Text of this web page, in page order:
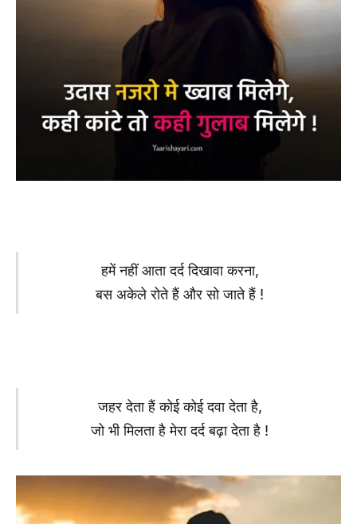
हमें नहीं आता दर्द दिखावा करना,
बस अकेले रोते हैं और सो जाते हैं !
जहर देता हैं कोई कोई दवा देता है,
जो भी मिलता है मेरा दर्द बढ़ा देता है !